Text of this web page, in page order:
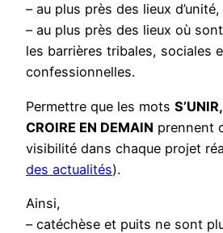
– au plus près des lieux
– au plus près des lieux où
les barrières tribales, sociales
confessionnelles.
Permettre que les mots
CROIRE EN DEMAIN prennent
visibilité dans chaque projet
des actualités).
Ainsi,
– catéchèse et puits ne sont